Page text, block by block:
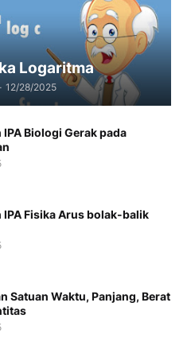
Logaritma
12/28/2025
IPA Biologi Gerak pada
IPA Fisika Arus bolak-balik
Satuan Waktu, Panjang, Berat